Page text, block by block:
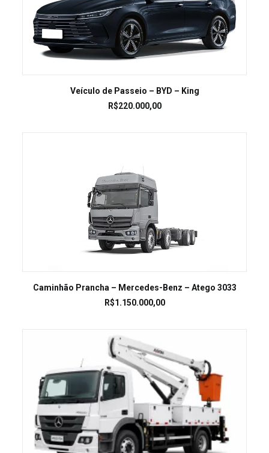
LEIA MAIS
Veículo de Passeio – BYD – King
R$220.000,00
LEIA MAIS
Caminhão Prancha – Mercedes-Benz – Atego 3033
R$1.150.000,00